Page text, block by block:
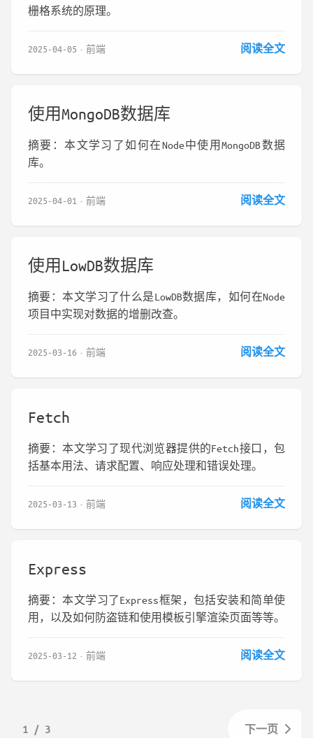
栅格系统的原理。
2025-04-05 前端 阅读全文
使用MongoDB数据库
摘要：本文学习了如何在Node中使用MongoDB数据
库。
2025-04-01 前端 阅读全文
使用LowDB数据库
摘要：本文学习了什么是LowDB数据库，如何在Node
项目中实现对数据的增删改查。
2025-03-16 前端 阅读全文
Fetch
摘要：本文学习了现代浏览器提供的Fetch接口，包
括基本用法、请求配置、响应处理和错误处理。
2025-03-13 前端 阅读全文
Express
摘要：本文学习了Express框架，包括安装和简单使
用，以及如何防盗链和使用模板引擎渲染页面等等。
2025-03-12 前端 阅读全文
1 / 3 下一页